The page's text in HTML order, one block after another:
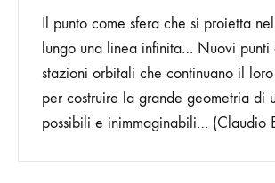
Il punto come sfera che si proietta
lungo una linea infinita… Nuovi punti
stazioni orbitali che continuano il
per costruire la grande geometria di
possibili e inimmaginabili… (Claudio